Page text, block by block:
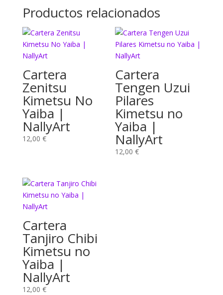
Productos relacionados
Cartera
Zenitsu
Kimetsu No
Yaiba |
NallyArt
12,00 €
Cartera
Tengen Uzui
Pilares
Kimetsu no
Yaiba |
NallyArt
12,00€
Cartera
Tanjiro Chibi
Kimetsu no
Yaiba |
NallyArt
12,00 €